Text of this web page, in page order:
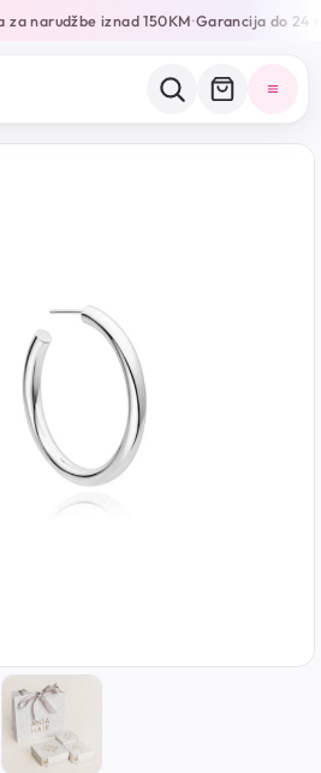
narudžbe iznad 150KM•Garancija do 24